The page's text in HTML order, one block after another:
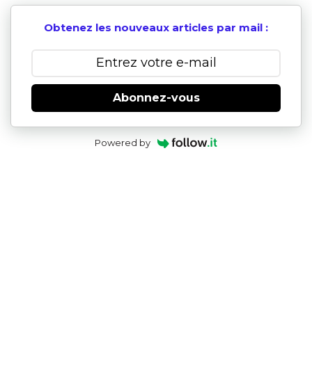
Obtenez les nouveaux articles par mail :
Abonnez-vous
Powered by